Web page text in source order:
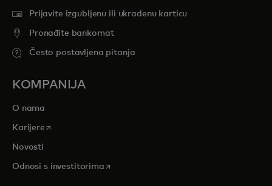
Prijavite izgubljenu ili ukradenu karticu
Pronađite bankomat
Često postavljena pitanja
KOMPANIJA
O nama
Karijereopens in a new tab
Novosti
Odnosi s investitorimaopens in a new tab